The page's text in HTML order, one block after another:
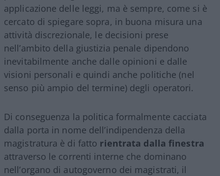
applicazione delle leggi, ma è sempre, come si è
cercato di spiegare sopra, in buona misura una
attività discrezionale, le decisioni prese
nell’ambito della giustizia penale dipendono
inevitabilmente anche dalle opinioni e dalle
visioni personali e quindi anche politiche (nel
senso più ampio del termine) degli operatori.
Di conseguenza la politica formalmente cacciata
dalla porta in nome dell’indipendenza della
magistratura è di fatto rientrata dalla finestra
attraverso le correnti interne che dominano
nell’organo di autogoverno dei magistrati, il